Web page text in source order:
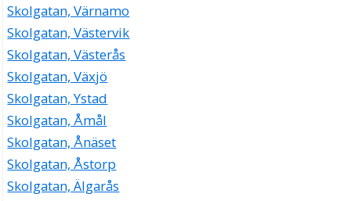
Skolgatan, Värnamo
Skolgatan, Västervik
Skolgatan, Västerås
Skolgatan, Växjö
Skolgatan, Ystad
Skolgatan, Åmål
Skolgatan, Ånäset
Skolgatan, Åstorp
Skolgatan, Älgarås